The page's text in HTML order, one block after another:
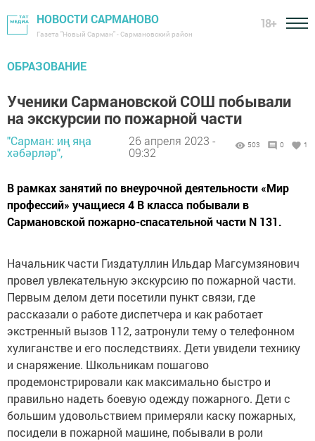
НОВОСТИ САРМАНОВО
Газета "Новый Сарман" - Сармановский район
18+
ОБРАЗОВАНИЕ
Ученики Сармановской СОШ побывали
на экскурсии по пожарной части
"Сарман: иң яңа
хәбәрләр",
26 апреля 2023 -
09:32
503 0 1
В рамках занятий по внеурочной деятельности «Мир
профессий» учащиеся 4 В класса побывали в
Сармановской пожарно-спасательной части N 131.
Начальник части Гиздатуллин Ильдар Магсумзянович
провел увлекательную экскурсию по пожарной части.
Первым делом дети посетили пункт связи, где
рассказали о работе диспетчера и как работает
экстренный вызов 112, затронули тему о телефонном
хулиганстве и его последствиях. Дети увидели технику
и снаряжение. Школьникам пошагово
продемонстрировали как максимально быстро и
правильно надеть боевую одежду пожарного. Дети с
большим удовольствием примеряли каску пожарных,
посидели в пожарной машине, побывали в роли